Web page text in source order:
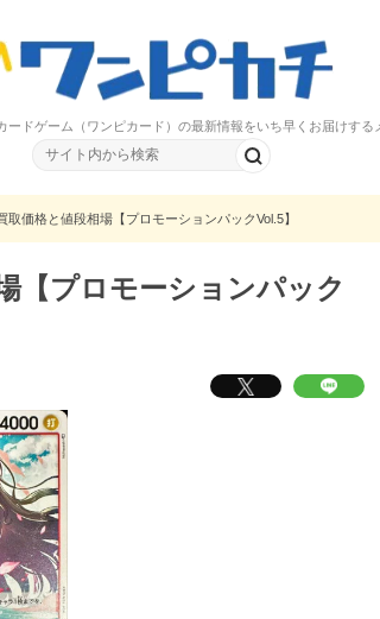
ードゲーム（ワンピカード）の最新情報をいち早くお届けする
取価格と値段相場【プロモーションパックVol.5】
【プロモーションパック